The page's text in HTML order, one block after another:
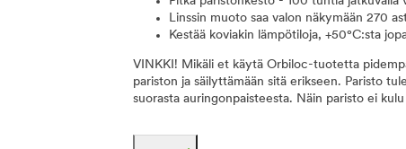
Linssin muoto saa valon näkymään 270
Kestää koviakin lämpötiloja, +50°C:sta
VINKKI! Mikäli et käytä Orbiloc-tuotetta
pariston ja säilyttämään sitä erikseen. Paristo
suorasta auringonpaisteesta. Näin paristo ei